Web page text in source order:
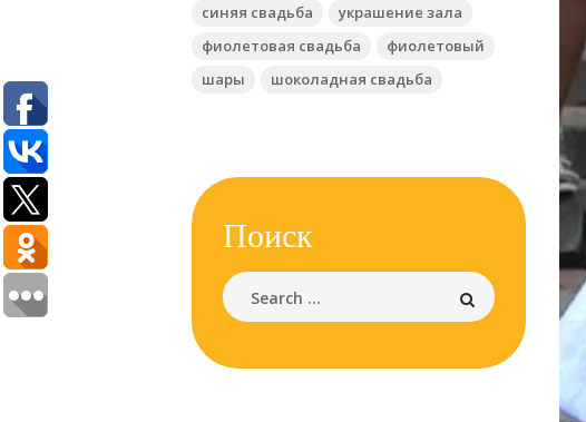
синяя свадьба
украшение зала
фиолетовая свадьба
фиолетовый
шары
шоколадная свадьба
Поиск